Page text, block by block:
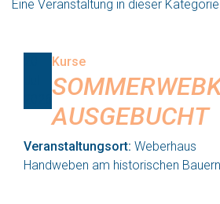
Eine Veranstaltung in dieser Kategorie
Kurse
AUSGEBUCHT
Veranstaltungsort: Weberhaus
Handweben am historischen